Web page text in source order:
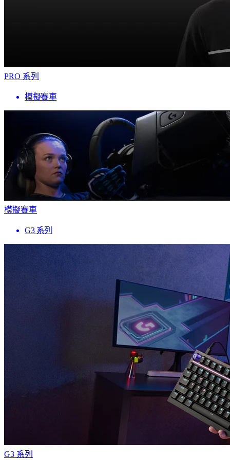
PRO 系列
模擬賽車
模擬賽車
G3 系列
G3 系列